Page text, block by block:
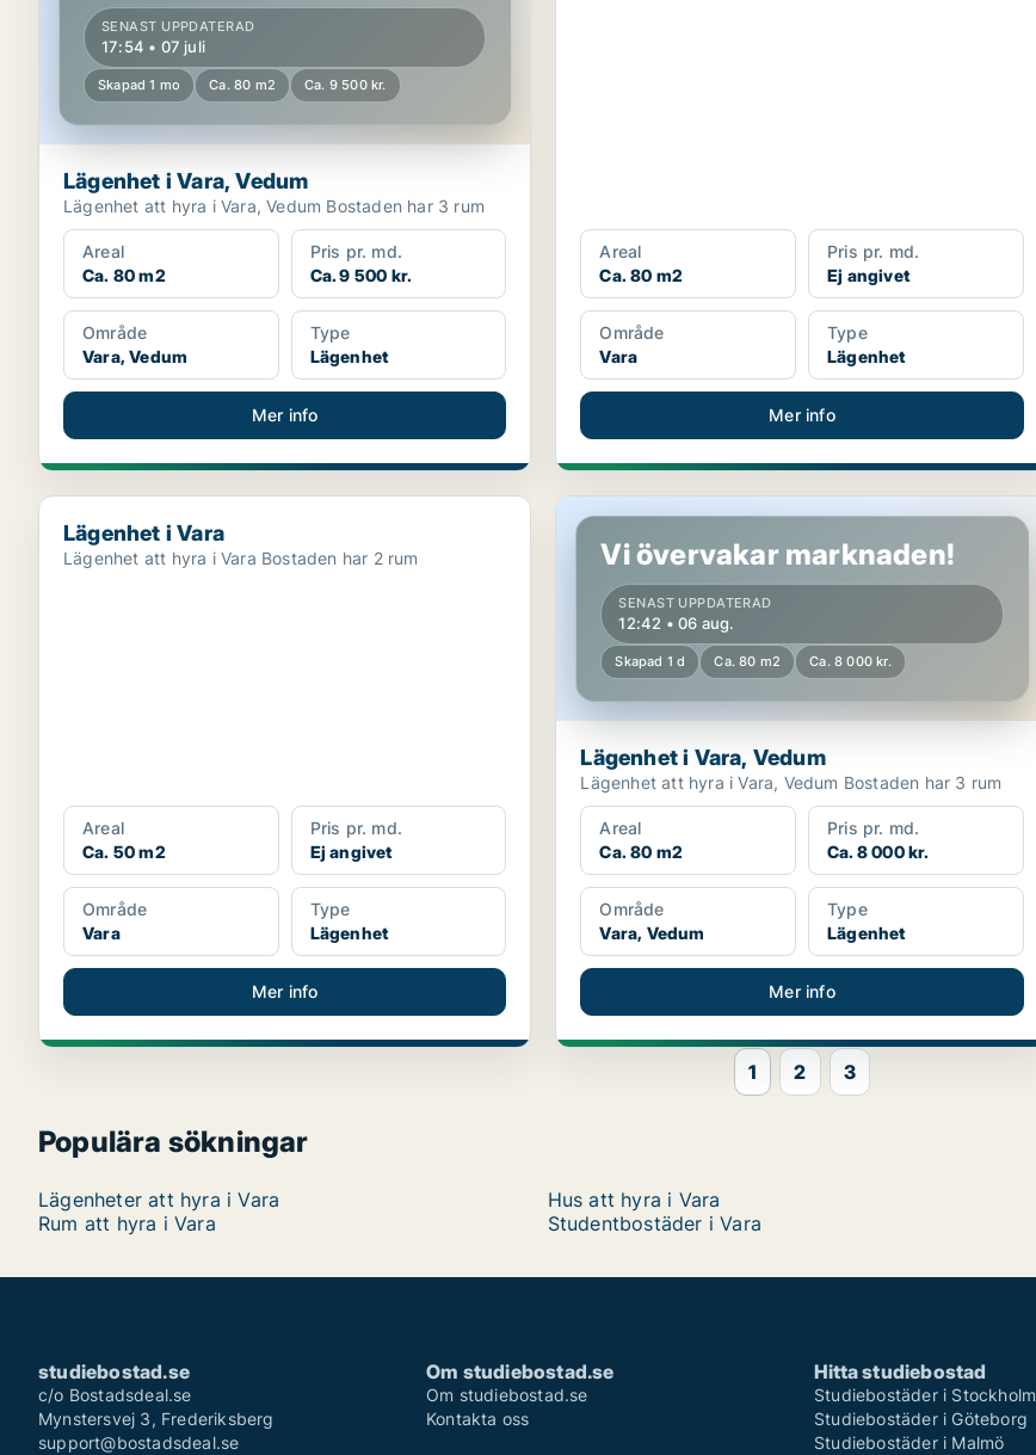
SENAST UPPDATERAD
17:54 • 07 juli
Skapad 1 mo Ca. 80 m2 Ca. 9 500 kr.
Lägenhet i Vara, Vedum
Lägenhet att hyra i Vara, Vedum Bostaden har 3 rum
Areal
Ca. 80 m2
Pris pr. md.
Ca. 9 500 kr.
Område
Vara, Vedum
Type
Lägenhet
Mer info
Areal
Ca. 80 m2
Pris pr. md.
Ej angivet
Område
Vara
Type
Lägenhet
Mer info
Lägenhet i Vara
Lägenhet i Vara
Lägenhet att hyra i Vara Bostaden har 2 rum
Areal
Ca. 50 m2
Pris pr. md.
Ej angivet
Område
Vara
Type
Lägenhet
Mer info
Lägenhet i Vara, Vedum
Vi övervakar marknaden!
SENAST UPPDATERAD
12:42 • 06 aug.
Skapad 1 d Ca. 80 m2 Ca. 8 000 kr.
Lägenhet i Vara, Vedum
Lägenhet att hyra i Vara, Vedum Bostaden har 3 rum
Areal
Ca. 80 m2
Pris pr. md.
Ca. 8 000 kr.
Område
Vara, Vedum
Type
Lägenhet
Mer info
1 2 3
Populära sökningar
Lägenheter att hyra i Vara Hus att hyra i Vara
Rum att hyra i Vara
Studentbostäder i Vara
studiebostad.se
c/o Bostadsdeal.se
Mynstersvej 3, Frederiksberg
support@bostadsdeal.se
Om studiebostad.se
Om studiebostad.se
Kontakta oss
Hitta studiebostad
Studiebostäder i Stockholm
Studiebostäder i Göteborg
Studiebostäder i Malmö